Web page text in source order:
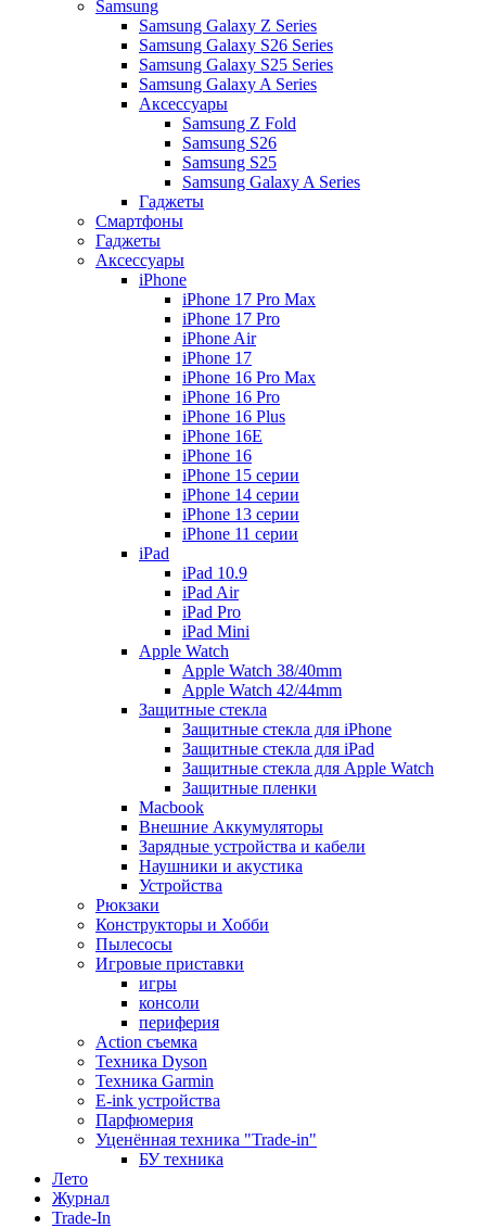
Samsung
Samsung Galaxy Z Series
Samsung Galaxy S26 Series
Samsung Galaxy S25 Series
Samsung Galaxy A Series
Аксессуары
Samsung Z Fold
Samsung S26
Samsung S25
Samsung Galaxy A Series
Гаджеты
Смартфоны
Гаджеты
Аксессуары
iPhone
iPhone 17 Pro Max
iPhone 17 Pro
iPhone Air
iPhone 17
iPhone 16 Pro Max
iPhone 16 Pro
iPhone 16 Plus
iPhone 16E
iPhone 16
iPhone 15 серии
iPhone 14 серии
iPhone 13 серии
iPhone 11 серии
iPad
iPad 10.9
iPad Air
iPad Pro
iPad Mini
Apple Watch
Apple Watch 38/40mm
Apple Watch 42/44mm
Защитные стекла
Защитные стекла для iPhone
Защитные стекла для iPad
Защитные стекла для Apple Watch
Защитные пленки
Macbook
Внешние Аккумуляторы
Зарядные устройства и кабели
Наушники и акустика
Устройства
Рюкзаки
Конструкторы и Хобби
Пылесосы
Игровые приставки
игры
консоли
периферия
Action съемка
Техника Dyson
Техника Garmin
E-ink устройства
Парфюмерия
Уценённая техника "Trade-in"
БУ техника
Лето
Журнал
Trade-In